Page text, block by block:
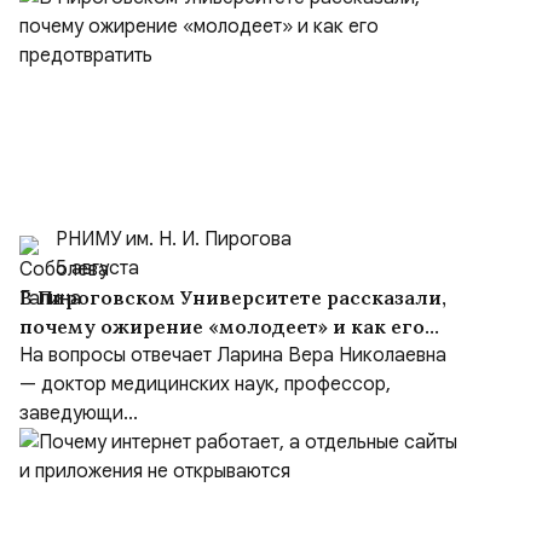
РНИМУ им. Н. И. Пирогова
5 августа
В Пироговском Университете рассказали,
почему ожирение «молодеет» и как его
предотвратить
На вопросы отвечает Ларина Вера Николаевна
— доктор медицинских наук, профессор,
заведующи...